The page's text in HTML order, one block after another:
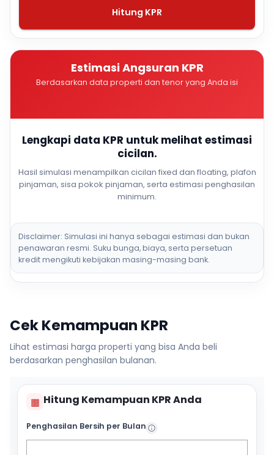
Hitung KPR
Estimasi Angsuran KPR
Berdasarkan data properti dan tenor yang Anda isi
Lengkapi data KPR untuk melihat estimasi
cicilan.
Hasil simulasi menampilkan cicilan fixed dan floating, plafon
pinjaman, sisa pokok pinjaman, serta estimasi penghasilan
minimum.
Disclaimer: Simulasi ini hanya sebagai estimasi dan bukan
penawaran resmi. Suku bunga, biaya, serta persetuan
kredit mengikuti kebijakan masing-masing bank.
Cek Kemampuan KPR
Lihat estimasi harga properti yang bisa Anda beli
berdasarkan penghasilan bulanan.
▦ Hitung Kemampuan KPR Anda
Penghasilan Bersih per Bulan